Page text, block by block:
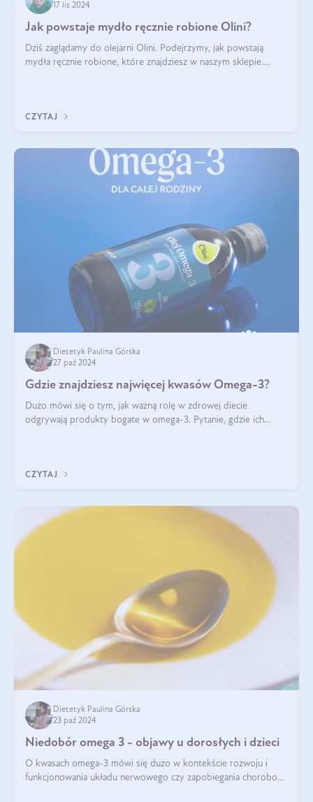
17 lis 2024
Jak powstaje mydło ręcznie robione Olini?
Dziś zaglądamy do olejarni Olini. Podejrzymy, jak powstają
mydła ręcznie robione, które znajdziesz w naszym sklepie.
CZYTAJ
Dietetyk Paulina Górska
27 paź 2024
Gdzie znajdziesz najwięcej kwasów Omega-3?
Dużo mówi się o tym, jak ważną rolę w zdrowej diecie
odgrywają produkty bogate w omega-3. Pytanie, gdzie ich
CZYTAJ
Dietetyk Paulina Górska
23 paź 2024
Niedobór omega 3 - objawy u dorosłych i dzieci
O kwasach omega-3 mówi się dużo w kontekście rozwoju i
funkcjonowania układu nerwowego czy zapobiegania chorobom